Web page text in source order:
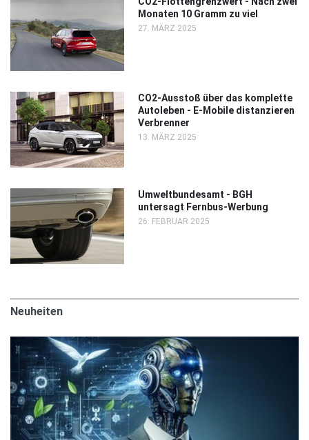
Monaten 10 Gramm zu viel
27. MÄRZ 2025
CO2-Ausstoß über das komplette
Autoleben - E-Mobile distanzieren
Verbrenner
13. MÄRZ 2025
Umweltbundesamt - BGH
untersagt Fernbus-Werbung
26. FEBRUAR 2025
Neuheiten